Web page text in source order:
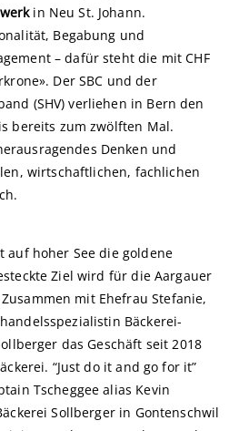
in Neu St. Johann.
Begabung und
– dafür steht die mit CHF
Der SBC und der
(SHV) verliehen in Bern den
bereits zum zwölften Mal.
Denken und
wirtschaftlichen, fachlichen
auf hoher See die goldene
Ziel wird für die Aargauer
mit Ehefrau Stefanie,
Bäckerei-
das Geschäft seit 2018
“Just do it and go for it”
Tscheggee alias Kevin
Sollberger in Gontenschwil